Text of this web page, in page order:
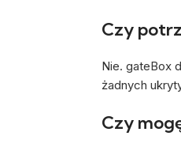
Czy
Nie. gateBox
żadnych
Czy